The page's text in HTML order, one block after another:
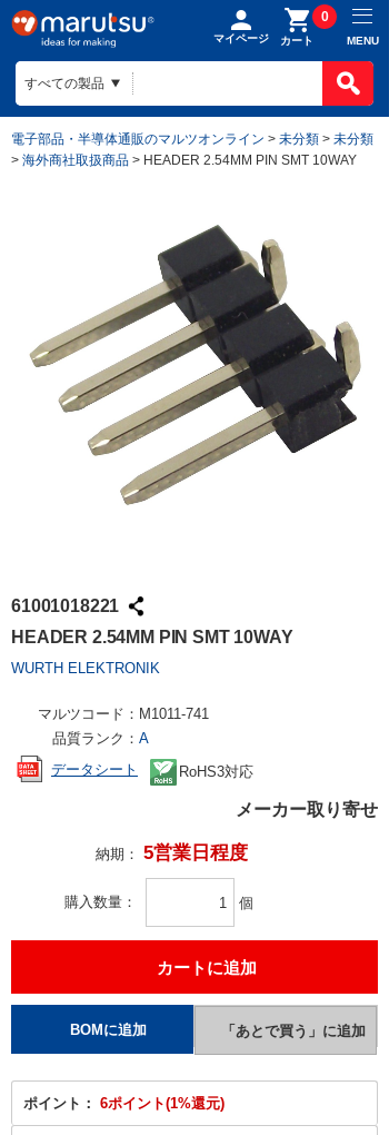
マイページ カート
0
MENU
電子部品・半導体通販のマルツオンライン > 未分類 > 未分類
> 海外商社取扱商品 > HEADER 2.54MM PIN SMT 10WAY
61001018221
HEADER 2.54MM PIN SMT 10WAY
WURTH ELEKTRONIK
マルツコード： M1011-741
品質ランク： A
データシート
RoHS3対応
メーカー取り寄せ
納期： 5営業日程度
購入数量 個
ポイント： 6ポイント(1%還元)